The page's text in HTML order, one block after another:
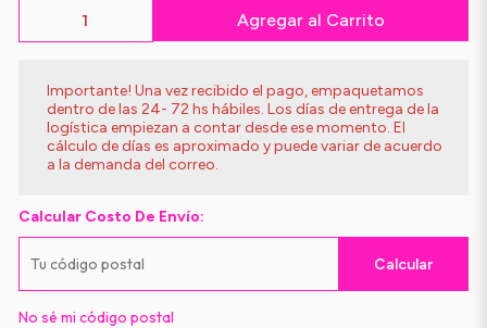
Agregar al Carrito
Importante! Una vez recibido el pago, empaquetamos
dentro de las 24- 72 hs hábiles. Los días de entrega de la
logística empiezan a contar desde ese momento. El
cálculo de días es aproximado y puede variar de acuerdo
a la demanda del correo.
Calcular Costo De Envío:
Calcular
No sé mi código postal